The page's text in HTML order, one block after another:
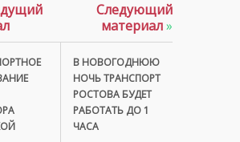
Следующий
материал»
В НОВОГОДНЮЮ
НОЧЬ ТРАНСПОРТ
РОСТОВА БУДЕТ
РАБОТАТЬ ДО 1
ЧАСА